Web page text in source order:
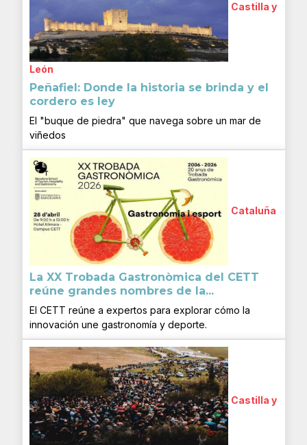
Castilla y
León
Peñafiel: Donde la historia se brinda y el
cordero es ley
El "buque de piedra" que navega sobre un mar de
viñedos
Cataluña
La XX Trobada Gastronòmica del CETT
reúne grandes nombres de la...
El CETT reúne a expertos para explorar cómo la
innovación une gastronomía y deporte.
Castilla y